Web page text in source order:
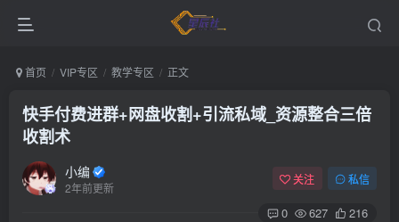
首页 VIP专区 教学专区 正文
快手付费进群+网盘收割+引流私域_资源整合三倍
收割术
小编
2年前更新
关注 私信
0 627 216